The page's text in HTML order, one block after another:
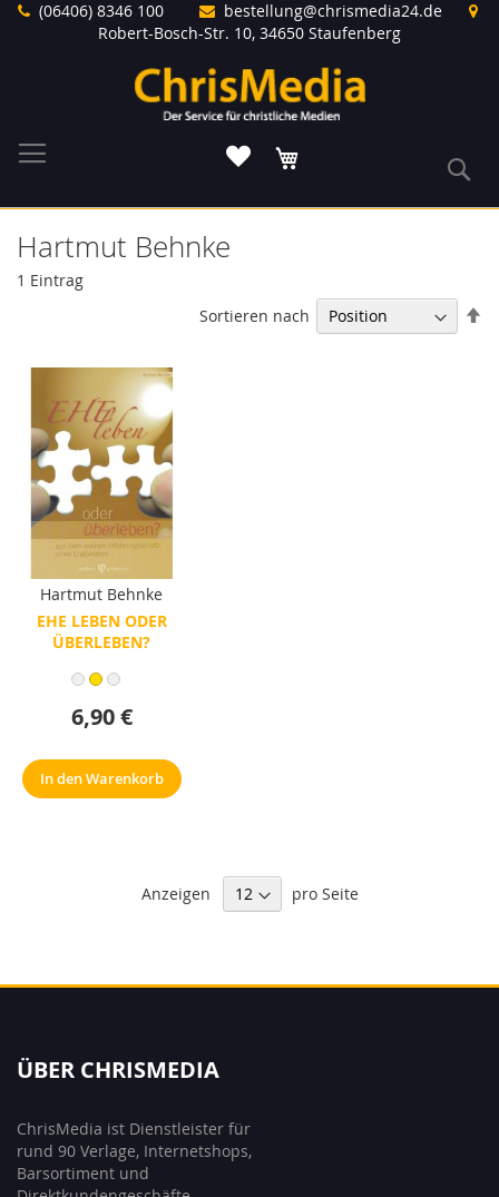
Direkt(06406) 8346 100
bestellung@chrismedia24.de
Robert-Bosch-Str. 10, 34650 Staufenberg
Hartmut Behnke
1 Eintrag
Sortieren nach
Hartmut Behnke
EHE LEBEN ODER
ÜBERLEBEN?
6,90 €
In den Warenkorb
Anzeigen pro Seite
ÜBER CHRISMEDIA
ChrisMedia ist Dienstleister für
rund 90 Verlage, Internetshops,
Barsortiment und